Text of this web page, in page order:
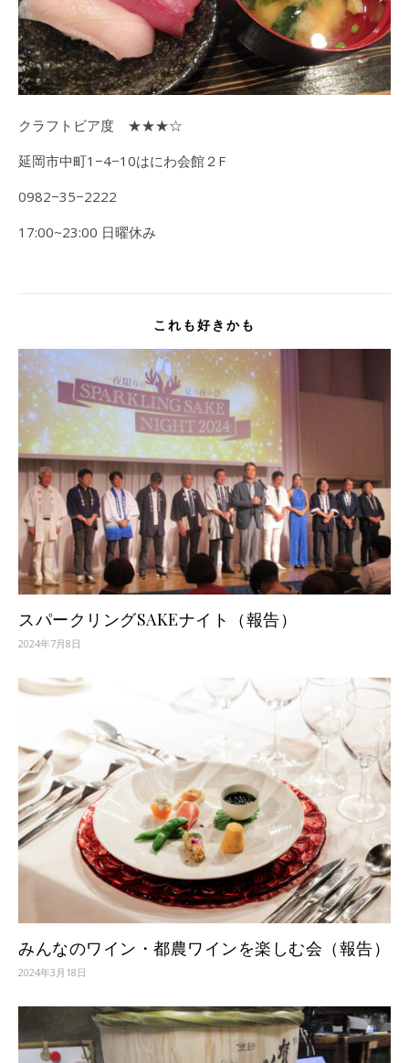
クラフトビア度 ★★★☆
延岡市中町1−4−10はにわ会館２F
0982−35−2222
17:00~23:00 日曜休み
これも好きかも
スパークリングSAKEナイト（報告）
2024年7月8日
みんなのワイン・都農ワインを楽しむ会（報告）
2024年3月18日